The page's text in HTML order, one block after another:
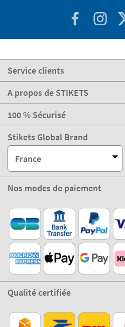
Service clients
A propos de STIKETS
100 % Sécurisé
Stikets Global Brand
France
Nos modes de paiement
Qualité certifiée